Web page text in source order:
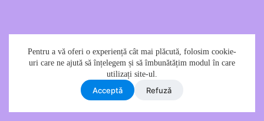
Pentru a vă oferi o experiență cât mai plăcută, folosim cookie-
uri care ne ajută să înțelegem și să îmbunătățim modul în care
utilizați site-ul.
Acceptǎ Refuzǎ